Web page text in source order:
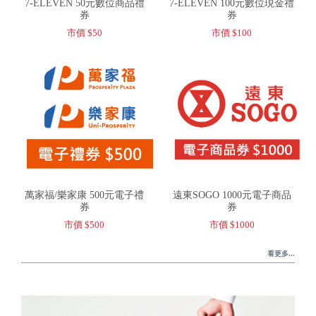
7-ELEVEN 50元數位商品禮
券
市價 $50
7-ELEVEN 100元數位現金禮
券
市價 $100
萬家福/樂家康 500元電子禮
券
市價 $500
遠東SOGO 1000元電子商品
券
市價 $1000
看更多...